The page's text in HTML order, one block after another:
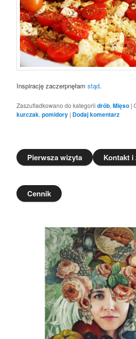
Inspirację zaczerpnęłamstąd.
Zaszufladkowano do kategorii drób,Mięso |
kurczak,pomidory | Dodaj komentarz
Pierwsza wizyta Kontakt i
Cennik